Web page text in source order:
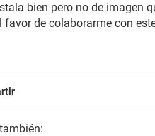
bien pero no de imagen
favor de colaborarme con